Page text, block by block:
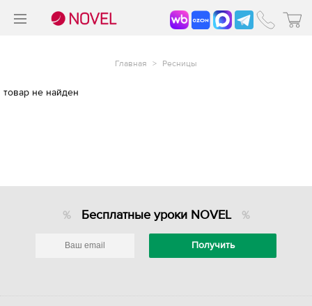
Главная > Ресницы
товар не найден
Бесплатные уроки NOVEL